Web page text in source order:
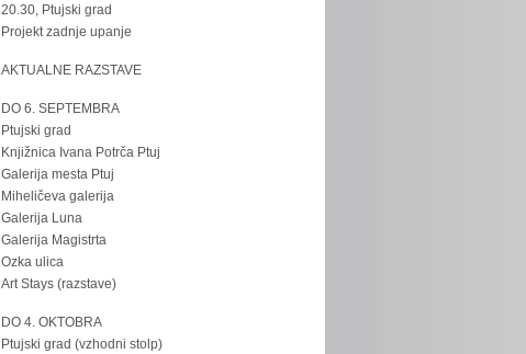
20.30, Ptujski grad
Projekt zadnje upanje
AKTUALNE RAZSTAVE
DO 6. SEPTEMBRA
Ptujski grad
Knjižnica Ivana Potrča Ptuj
Galerija mesta Ptuj
Miheličeva galerija
Galerija Luna
Galerija Magistrta
Ozka ulica
Art Stays (razstave)
DO 4. OKTOBRA
Ptujski grad (vzhodni stolp)